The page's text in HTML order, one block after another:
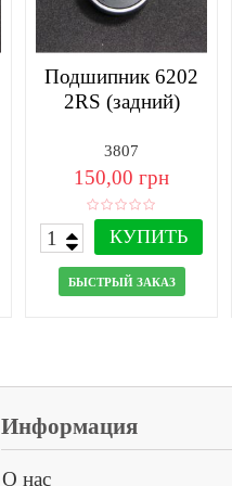
Подшипник 6202
2RS (задний)
3807
150,00 грн
КУПИТЬ
БЫСТРЫЙ ЗАКАЗ
Информация
О нас